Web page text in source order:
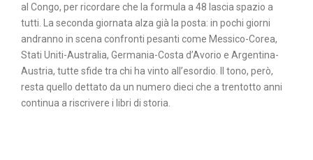
al Congo, per ricordare che la formula a 48 lascia spazio a
tutti. La seconda giornata alza già la posta: in pochi giorni
andranno in scena confronti pesanti come Messico-Corea,
Stati Uniti-Australia, Germania-Costa d’Avorio e Argentina-
Austria, tutte sfide tra chi ha vinto all’esordio. Il tono, però,
resta quello dettato da un numero dieci che a trentotto anni
continua a riscrivere i libri di storia.